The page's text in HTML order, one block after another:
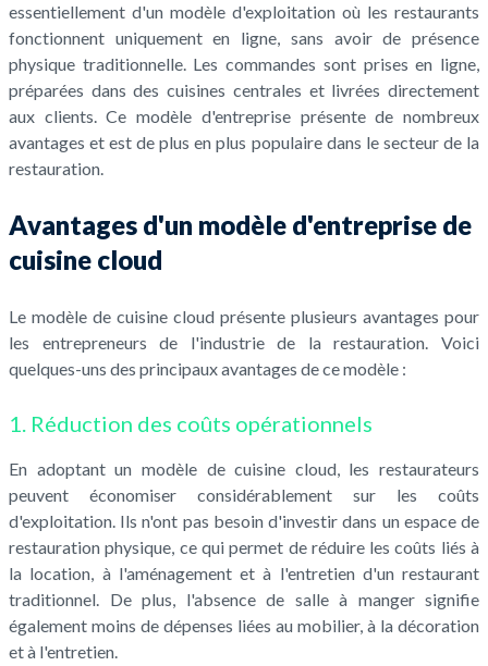
essentiellement d'un modèle d'exploitation où les restaurants
fonctionnent uniquement en ligne, sans avoir de présence
physique traditionnelle. Les commandes sont prises en ligne,
préparées dans des cuisines centrales et livrées directement
aux clients. Ce modèle d'entreprise présente de nombreux
avantages et est de plus en plus populaire dans le secteur de la
restauration.
Avantages d'un modèle d'entreprise de
cuisine cloud
Le modèle de cuisine cloud présente plusieurs avantages pour
les entrepreneurs de l'industrie de la restauration. Voici
quelques-uns des principaux avantages de ce modèle :
1. Réduction des coûts opérationnels
En adoptant un modèle de cuisine cloud, les restaurateurs
peuvent économiser considérablement sur les coûts
d'exploitation. Ils n'ont pas besoin d'investir dans un espace de
restauration physique, ce qui permet de réduire les coûts liés à
la location, à l'aménagement et à l'entretien d'un restaurant
traditionnel. De plus, l'absence de salle à manger signifie
également moins de dépenses liées au mobilier, à la décoration
et à l'entretien.